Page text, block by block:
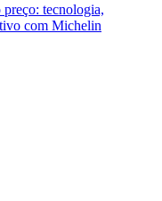
preço: tecnologia,
com Michelin